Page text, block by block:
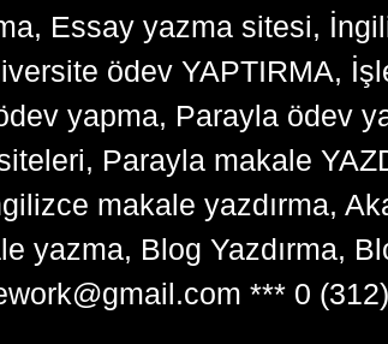
Essay yazma sitesi,
ödev YAPTIRMA,
yapma, Parayla ödev
Parayla makale
makale yazdırma,
yazma, Blog Yazdırma,
*** 0